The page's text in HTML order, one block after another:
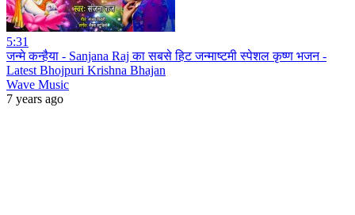
5:31
जन्मे कन्हैया - Sanjana Raj का सबसे हिट जन्माष्टमी स्पेशल कृष्ण भजन -
Latest Bhojpuri Krishna Bhajan
Wave Music
7 years ago